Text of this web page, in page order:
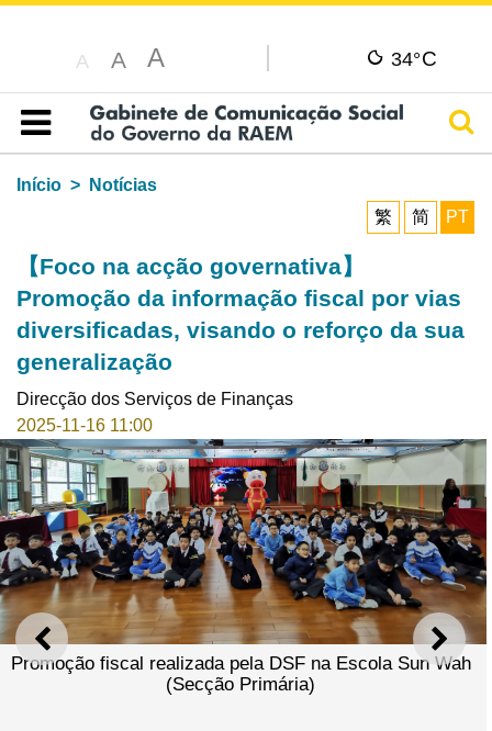
A A A 34°C
Índice
Início
Notícias
繁
简 PT
【Foco na acção governativa】
Promoção da informação fiscal por vias
diversificadas, visando o reforço da sua
generalização
Direcção dos Serviços de Finanças
2025-11-16 11:00
ANTERIOR
Promoção fiscal realizada pela DSF na Escola Sun Wah
(Secção Primária)